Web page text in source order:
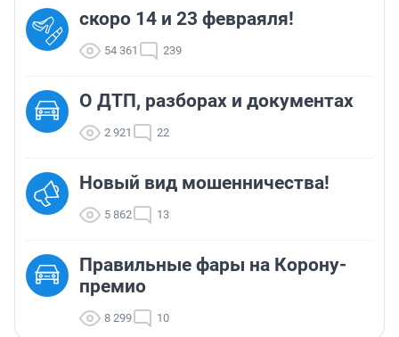
скоро 14 и 23 февраяля!
54 361 239
О ДТП, разборах и документах
2 921 22
Новый вид мошенничества!
5 862 13
Правильные фары на Корону-
премио
8 299 10